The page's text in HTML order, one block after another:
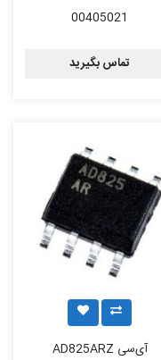
00405021
تماس بگیرید
آی‌سی AD825ARZ